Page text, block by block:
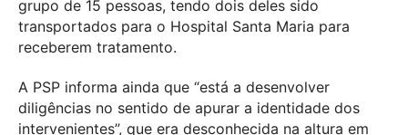
grupo de 15 pessoas, tendo dois deles sido
transportados para o Hospital Santa Maria para
receberem tratamento.
A PSP informa ainda que “está a desenvolver
diligências no sentido de apurar a identidade dos
intervenientes”, que era desconhecida na altura em